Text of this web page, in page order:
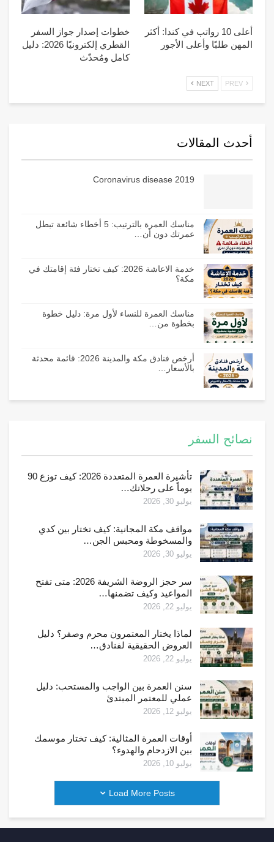
أعلى 10 رواتب في كندا: أكثر
المهن طلبًا وأعلى الأجور
خطوات إصدار جواز السفر
القطري إلكترونيًا 2026: دليل
كامل ومُحدّث
NEXT
أحدث المقالات
Coronavirus disease 2019
مناسك العمرة بالترتيب: 5 أخطاء شائعة تبطل
عمرتك دون أن…
خدمة الاعاشة 2026: كيف تختار فئة إقامتك في
مكة؟
مناسك العمرة للنساء لأول مرة: دليل خطوة
بخطوة من…
أرخص فنادق مكة والمدينة 2026: قائمة محدثة
بالأسعار…
نصائح السفر
تأشيرة العمرة المتعددة 2026: كيف توزع 90
يوماً على رحلاتك…
يوليو 30, 2026
مواقف مكة المجانية: كيف تختار بين كدي
والمسخوطة ومحبس الجن…
يوليو 30, 2026
سر حجز الروضة الشريفة 2026: متى تفتح
المواعيد وكيف تضمنها…
يوليو 22, 2026
لماذا يختار المعتمرون محرم وصفر؟ دليل
العروض الحقيقية لفنادق…
يوليو 22, 2026
سنن العمرة بين الواجب والمستحب: دليل
عملي للمعتمر المبتدئ
يوليو 12, 2026
أوقات العمرة المثالية: كيف تختار موسمك
بين الازدحام والهدوء؟
يوليو 10, 2026
Load More Posts